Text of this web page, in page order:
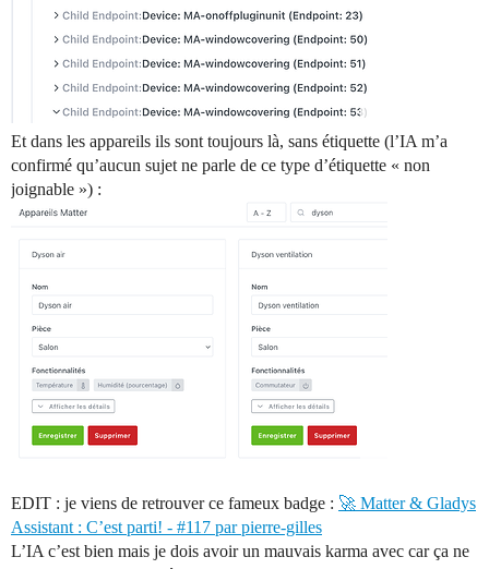
Et dans les appareils ils sont toujours là, sans étiquette (l’IA m’a
confirmé qu’aucun sujet ne parle de ce type d’étiquette « non
joignable ») :
EDIT : je viens de retrouver ce fameux badge : 🚀 Matter & Gladys
Assistant : C’est parti! - #117 par pierre-gilles
L’IA c’est bien mais je dois avoir un mauvais karma avec car ça ne